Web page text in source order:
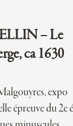
– Le
ca 1630
expo
épreuve du 2e